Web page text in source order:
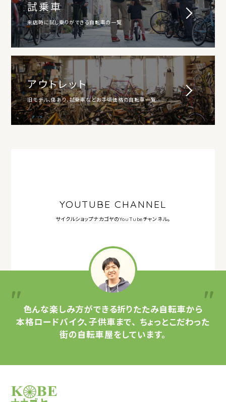
試乗車
来店時に試し乗りができる自転車の一覧
アウトレット
旧モデル、傷あり、試乗車などお手頃価格の自転車一覧
YOUTUBE CHANNEL
サイクルショップナカゴヤのYouTubeチャンネル。
色んな楽しみ方ができる折りたたみ自転車から
本格ロードバイク、子供車まで、 ちょっとこだわった
街の自転車屋をしています。
サイクルショップナカゴヤ